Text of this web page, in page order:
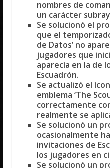
nombres de
un carácter
Se solucionó el
que el
de Datos’ no
jugadores que
aparecía en la de
Escuadrón.
Se actualizó el
emblema ‘The
correctamente
realmente se
Se solucionó un
ocasionalmente
invitaciones de
los jugadores en
Se solucionó un